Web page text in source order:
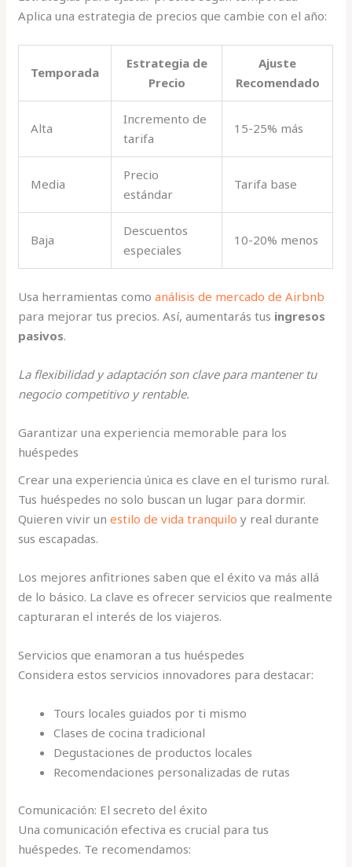
Aplica una estrategia de precios que cambie con el año:
Temporada
Estrategia de
Precio
Ajuste
Recomendado
Alta
Incremento de
tarifa
15-25% más
Media
Precio
estándar
Tarifa base
Baja
Descuentos
especiales
10-20% menos
Usa herramientas comoanálisis de mercado de Airbnb
para mejorar tus precios. Así, aumentarás tus ingresos
pasivos.
La flexibilidad y adaptación son clave para mantener tu
negocio competitivo y rentable.
Garantizar una experiencia memorable para los
huéspedes
Crear una experiencia única es clave en el turismo rural.
Tus huéspedes no solo buscan un lugar para dormir.
Quieren vivir unestilo de vida tranquilo y real durante
sus escapadas.
Los mejores anfitriones saben que el éxito va más allá
de lo básico. La clave es ofrecer servicios que realmente
capturaran el interés de los viajeros.
Servicios que enamoran a tus huéspedes
Considera estos servicios innovadores para destacar:
Tours locales guiados por ti mismo
Clases de cocina tradicional
Degustaciones de productos locales
Recomendaciones personalizadas de rutas
Comunicación: El secreto del éxito
Una comunicación efectiva es crucial para tus
huéspedes. Te recomendamos: